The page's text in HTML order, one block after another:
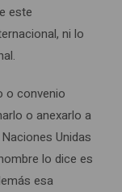
este
ni lo
o convenio
o anexarlo a
Unidas
lo dice es
esa